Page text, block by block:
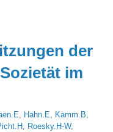
der
im
Hahn.E Kamm.B
Roesky.H-W,